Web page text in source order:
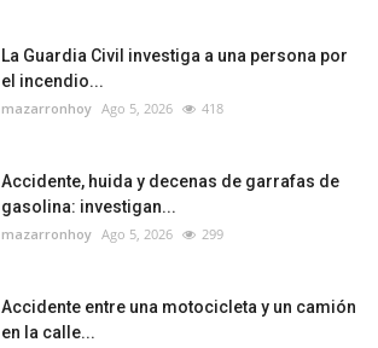
La Guardia Civil investiga a una persona por
el incendio...
mazarronhoy Ago 5, 2026 418
Accidente, huida y decenas de garrafas de
gasolina: investigan...
mazarronhoy Ago 5, 2026 299
Accidente entre una motocicleta y un camión
en la calle...